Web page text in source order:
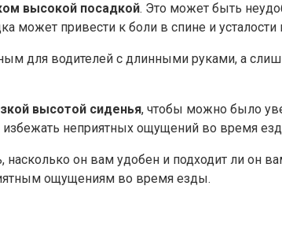
высокой посадкой.​ Это может быть
может привести к боли в спине и
для водителей с длинными руками, а
высотой сиденья, чтобы можно было
избежать неприятных ощущений во время
он вам удобен и подходит ли он
ощущениям во время езды.